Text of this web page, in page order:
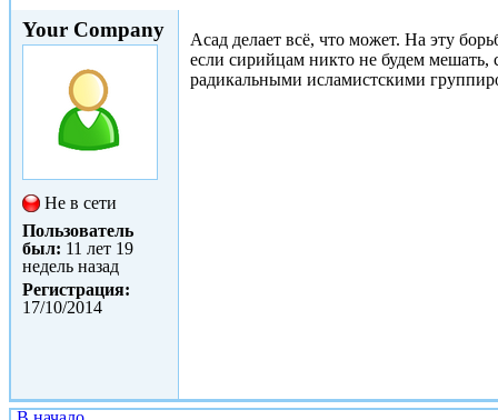
Your Company
Не в сети
Пользователь
был: 11 лет 19
недель назад
Регистрация:
17/10/2014
Асад делает всё, что может. На эту
если сирийцам никто не будем мешать,
радикальными исламистскими